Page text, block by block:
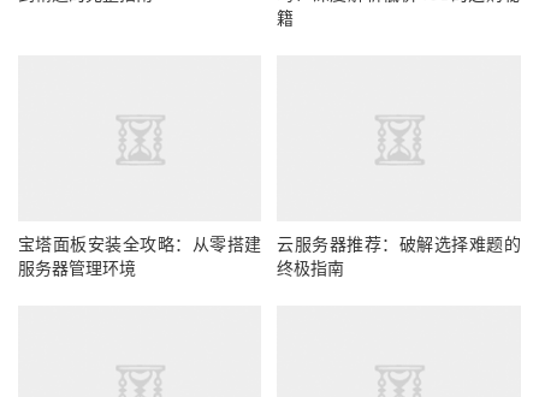
籍
宝塔面板安装全攻略：从零搭建
服务器管理环境
云服务器推荐：破解选择难题的
终极指南